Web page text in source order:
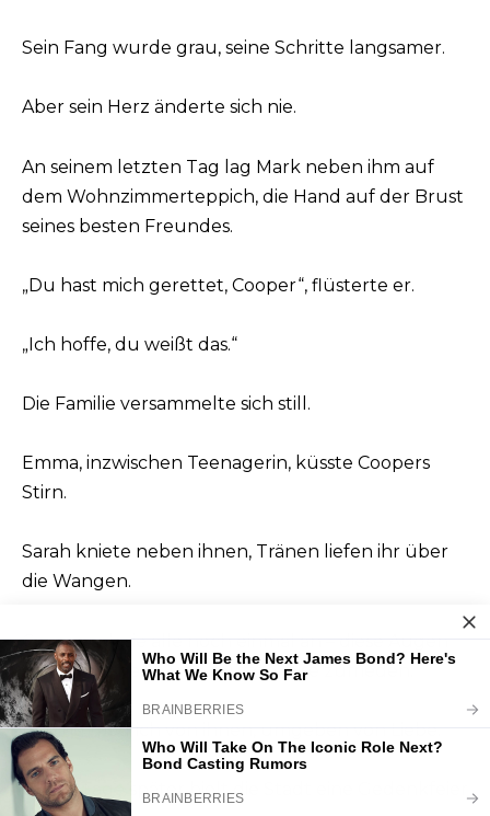
Sein Fang wurde grau, seine Schritte langsamer.
Aber sein Herz änderte sich nie.
An seinem letzten Tag lag Mark neben ihm auf
dem Wohnzimmerteppich, die Hand auf der Brust
seines besten Freundes.
„Du hast mich gerettet, Cooper“, flüsterte er.
„Ich hoffe, du weißt das.“
Die Familie versammelte sich still.
Emma, inzwischen Teenagerin, küsste Coopers
Stirn.
Sarah kniete neben ihnen, Tränen liefen ihr über
die Wangen.
Cooper sah sie alle noch einmal an – diese Augen
voller Weisheit – und seufzte leise zufrieden.
Er ging friedlich von ihnen, umgeben von Liebe.
Einige Tage später hielt die Stadt eine Gedenkfeier